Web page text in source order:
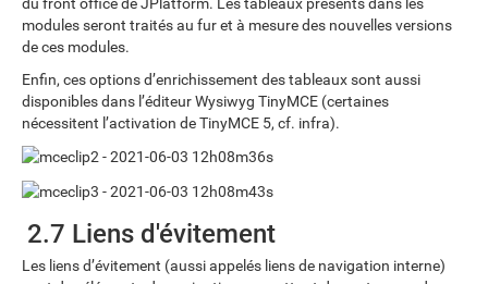
modules seront traités au fur et à mesure des nouvelles versions
de ces modules.
Enfin, ces options d’enrichissement des tableaux sont aussi
disponibles dans l’éditeur Wysiwyg TinyMCE (certaines
nécessitent l’activation de TinyMCE 5, cf. infra).
2.7 Liens d'évitement
Les liens d’évitement (aussi appelés liens de navigation interne)